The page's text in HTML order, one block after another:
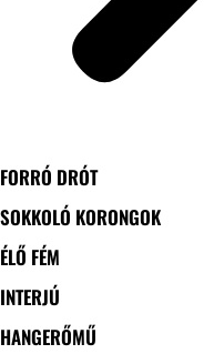
FORRÓ DRÓT
SOKKOLÓ KORONGOK
ÉLŐ FÉM
INTERJÚ
HANGERŐMŰ